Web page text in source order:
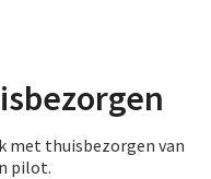
met thuisbezorgen van
pilot.